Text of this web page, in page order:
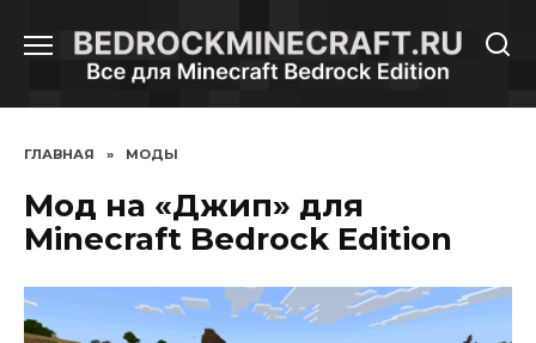
содержанию
ГЛАВНАЯ » МОДЫ
Мод на «Джип» для
Minecraft Bedrock Edition